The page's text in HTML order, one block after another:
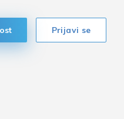
Prijavi se